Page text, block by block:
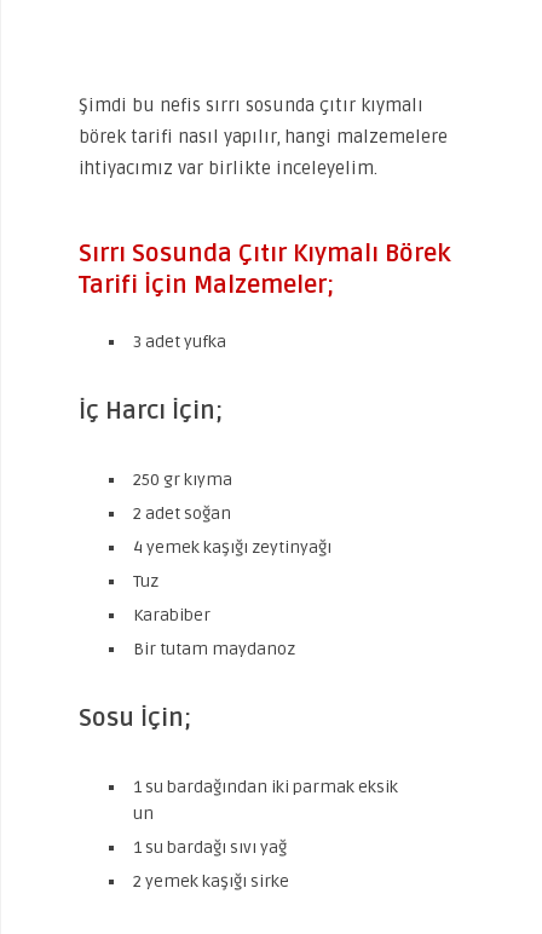
Şimdi bu nefis sırrı sosunda çıtır kıymalı
börek tarifi nasıl yapılır, hangi malzemelere
ihtiyacımız var birlikte inceleyelim.
Sırrı Sosunda Çıtır Kıymalı Börek
Tarifi İçin Malzemeler;
3 adet yufka
İç Harcı İçin;
250 gr kıyma
2 adet soğan
4 yemek kaşığı zeytinyağı
Tuz
Karabiber
Bir tutam maydanoz
Sosu İçin;
1 su bardağından iki parmak eksik
un
1 su bardağı sıvı yağ
2 yemek kaşığı sirke